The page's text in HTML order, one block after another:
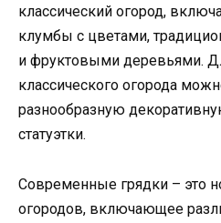
классический огород,
клумбы с цветами,
и фруктовыми деревьями.
классического огорода
разнообразную
статуэтки.
Современные грядки – это
огородов, включающее